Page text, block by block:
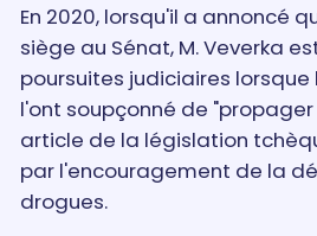
En 2020, lorsqu'il a annoncé
siège au Sénat, M. Veverka
poursuites judiciaires lorsque
l'ont soupçonné de
article de la législation
par l'encouragement de la
drogues.